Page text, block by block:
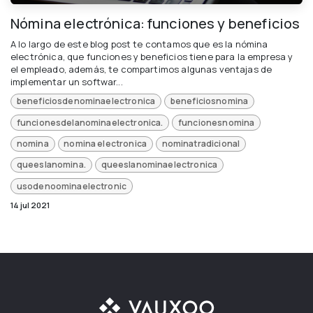
Nómina electrónica: funciones y beneficios
A lo largo de este blog post te contamos que es la nómina
electrónica, que funciones y beneficios tiene para la empresa y
el empleado, además, te compartimos algunas ventajas de
implementar un softwar...
beneficiosdenominaelectronica
beneficiosnomina
funcionesdelanominaelectronica.
funcionesnomina
nomina
nomina electronica
nominatradicional
queeslanomina.
queeslanominaelectronica
usodenoominaelectronic
14 jul 2021